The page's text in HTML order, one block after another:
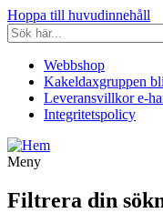
Hoppa till huvudinnehåll
Webbshop
Kakeldaxgruppen
Leveransvillkor e-
Integritetspolicy
Meny
Filtrera din